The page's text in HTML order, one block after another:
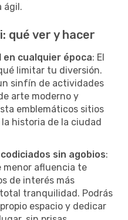
ágil.
qué ver y hacer
cualquier época: El
limitar tu diversión.
sinfín de actividades
arte moderno y
emblemáticos sitios
historia de la ciudad
sin agobios:
menor afluencia te
de interés más
tranquilidad. Podrás
espacio y dedicar